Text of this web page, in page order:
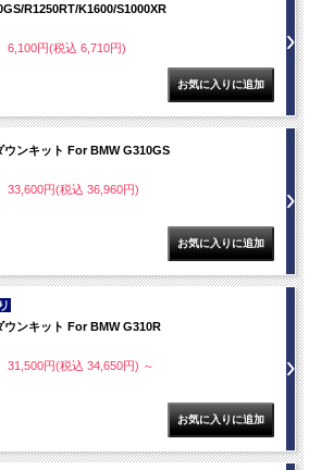
R1250RT/K1600/S1000XR
6,100円(税込 6,710円)
ウンキット For BMW G310GS
33,600円(税込 36,960円)
ウンキット For BMW G310R
31,500円(税込 34,650円) ～